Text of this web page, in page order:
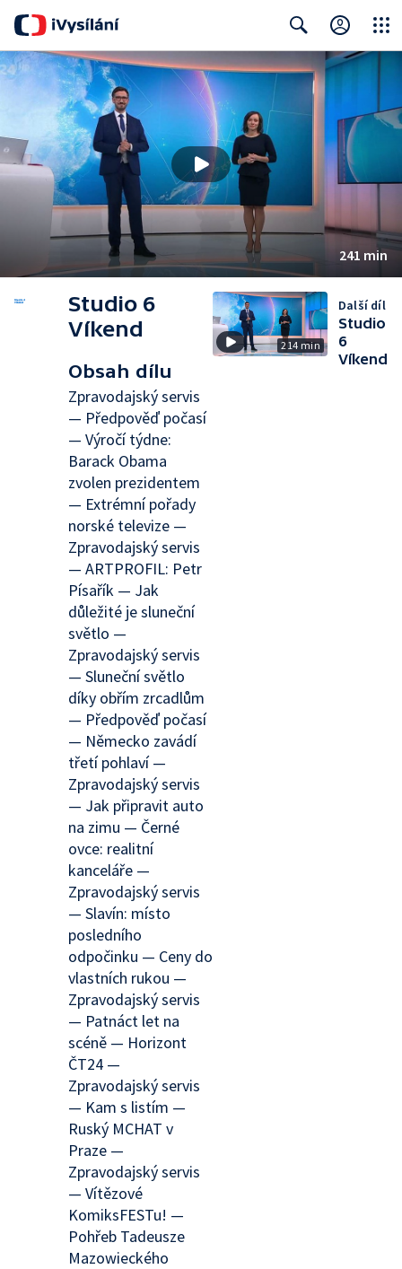
Search Close
241 min
Studio 6
Víkend
Obsah dílu
Zpravodajský servis
— Předpověď počasí
— Výročí týdne:
Barack Obama
zvolen prezidentem
— Extrémní pořady
norské televize —
Zpravodajský servis
— ARTPROFIL: Petr
Písařík — Jak
důležité je sluneční
světlo —
Zpravodajský servis
— Sluneční světlo
díky obřím zrcadlům
— Předpověď počasí
— Německo zavádí
třetí pohlaví —
Zpravodajský servis
— Jak připravit auto
na zimu — Černé
ovce: realitní
kanceláře —
Zpravodajský servis
— Slavín: místo
posledního
odpočinku — Ceny do
vlastních rukou —
Zpravodajský servis
— Patnáct let na
scéně — Horizont
ČT24 —
Zpravodajský servis
— Kam s listím —
Ruský MCHAT v
Praze —
Zpravodajský servis
— Vítězové
KomiksFESTu! —
Pohřeb Tadeusze
Mazowieckého
214 min
Další díl
Studio
6
Víkend